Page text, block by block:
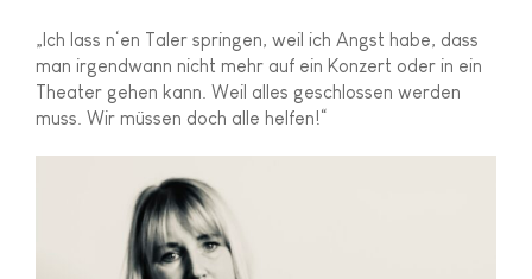
„Ich lass n‘en Taler springen, weil ich Angst habe, dass
man irgendwann nicht mehr auf ein Konzert oder in ein
Theater gehen kann. Weil alles geschlossen werden
muss. Wir müssen doch alle helfen!“